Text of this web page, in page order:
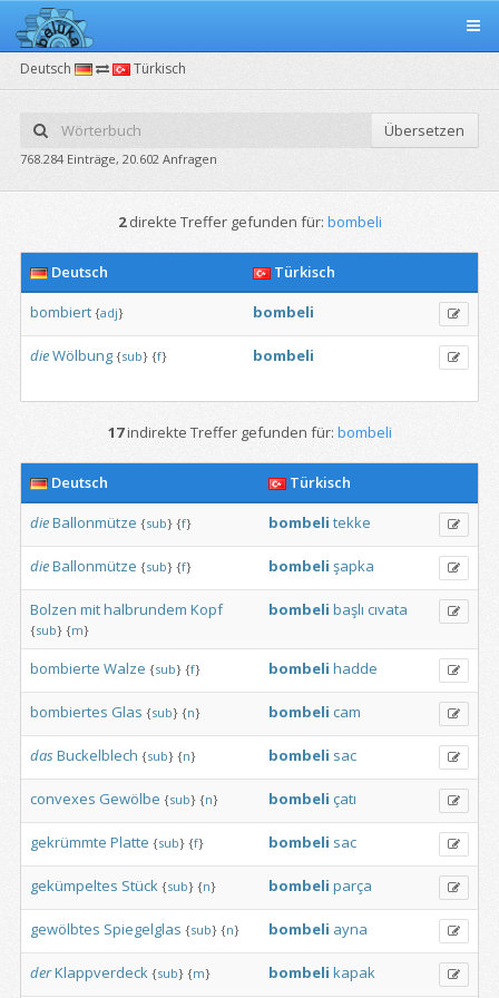
Deutsch Türkisch
Übersetzen
768.284 Einträge, 20.602 Anfragen
2direkte Treffer gefunden für: bombeli
Deutsch
Türkisch
bombiert {adj} bombeli
dieWölbung {sub} {f} bombeli
17indirekte Treffer gefunden für: bombeli
Deutsch
Türkisch
dieBallonmütze {sub} {f} bombeli tekke
dieBallonmütze {sub} {f} bombeli şapka
Bolzen mithalbrundem Kopf
{sub} {m}
bombeli başlı cıvata
bombierte Walze {sub} {f} bombeli hadde
bombiertes Glas {sub} {n} bombeli cam
dasBuckelblech {sub} {n} bombeli sac
convexes Gewölbe {sub} {n} bombeli çatı
gekrümmte Platte {sub} {f} bombeli sac
gekümpeltes Stück {sub} {n} bombeli parça
gewölbtes Spiegelglas {sub} {n} bombeli ayna
derKlappverdeck {sub} {m} bombeli kapak